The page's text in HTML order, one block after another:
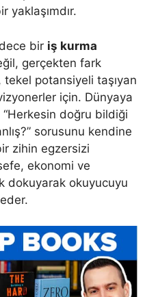
yaklaşımdır.
bir iş kurma
gerçekten fark
tekel potansiyeli taşıyan
için. Dünyaya
doğru bildiği
sorusunu kendine
zihin egzersizi
ekonomi ve
dokuyarak okuyucuyu